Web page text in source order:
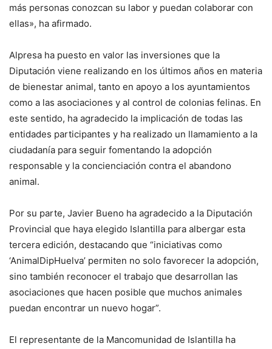
más personas conozcan su labor y puedan colaborar con
ellas», ha afirmado.
Alpresa ha puesto en valor las inversiones que la
Diputación viene realizando en los últimos años en materia
de bienestar animal, tanto en apoyo a los ayuntamientos
como a las asociaciones y al control de colonias felinas. En
este sentido, ha agradecido la implicación de todas las
entidades participantes y ha realizado un llamamiento a la
ciudadanía para seguir fomentando la adopción
responsable y la concienciación contra el abandono
animal.
Por su parte, Javier Bueno ha agradecido a la Diputación
Provincial que haya elegido Islantilla para albergar esta
tercera edición, destacando que “iniciativas como
‘AnimalDipHuelva’ permiten no solo favorecer la adopción,
sino también reconocer el trabajo que desarrollan las
asociaciones que hacen posible que muchos animales
puedan encontrar un nuevo hogar”.
El representante de la Mancomunidad de Islantilla ha